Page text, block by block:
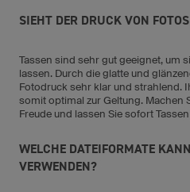
SIEHT DER DRUCK VON
Tassen sind sehr gut geeignet, um
lassen. Durch die glatte und
Fotodruck sehr klar und strahlend.
somit optimal zur Geltung. Machen
Freude und lassen Sie sofort
WELCHE DATEIFORMATE
VERWENDEN?